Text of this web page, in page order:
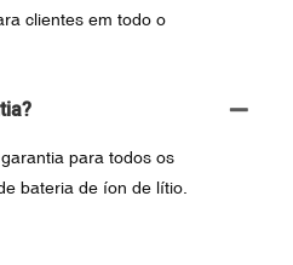
clientes em todo o
para todos os
bateria de íon de lítio.